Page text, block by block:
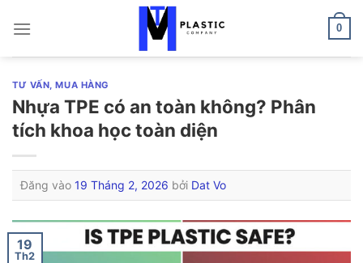
qua
0
TƯ VẤN, MUA HÀNG
Nhựa TPE có an toàn không? Phân
tích khoa học toàn diện
Đăng vào 19 Tháng 2, 2026 bởi Dat Vo
19
Th2